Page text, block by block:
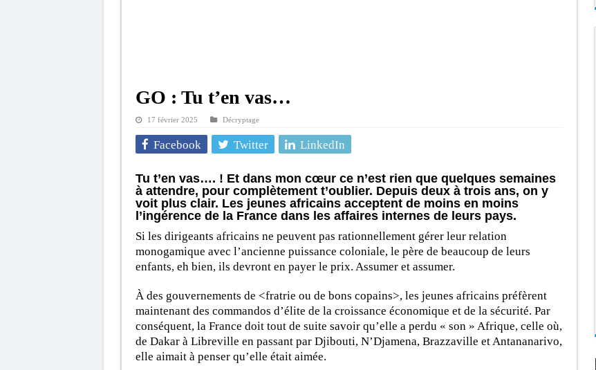
GO : Tu t’en vas…
17 février 2025 Décryptage
Facebook Twitter LinkedIn
Tu t’en vas…. ! Et dans mon cœur ce n’est rien que quelques semaines
à attendre, pour complètement t’oublier. Depuis deux à trois ans, on y
voit plus clair. Les jeunes africains acceptent de moins en moins
l’ingérence de la France dans les affaires internes de leurs pays.
Si les dirigeants africains ne peuvent pas rationnellement gérer leur relation
monogamique avec l’ancienne puissance coloniale, le père de beaucoup de leurs
enfants, eh bien, ils devront en payer le prix. Assumer et assumer.
À des gouvernements de <fratrie ou de bons copains>, les jeunes africains préfèrent
maintenant des commandos d’élite de la croissance économique et de la sécurité. Par
conséquent, la France doit tout de suite savoir qu’elle a perdu « son » Afrique, celle où,
de Dakar à Libreville en passant par Djibouti, N’Djamena, Brazzaville et Antananarivo,
elle aimait à penser qu’elle était aimée.